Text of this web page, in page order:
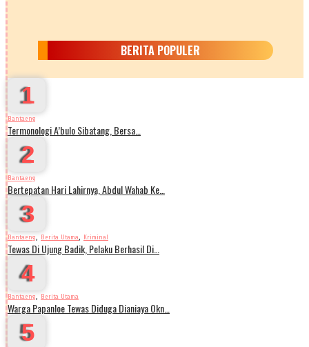
BERITA POPULER
1
Bantaeng
Termonologi A’bulo Sibatang, Bersa…
2
Bantaeng
Bertepatan Hari Lahirnya, Abdul Wahab Ke…
3
Bantaeng, Berita Utama, Kriminal
Tewas Di Ujung Badik, Pelaku Berhasil Di…
4
Bantaeng, Berita Utama
Warga Papanloe Tewas Diduga Dianiaya Okn…
5